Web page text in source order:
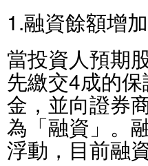
1.融資餘額增
當投資人預期
先繳交4成的
金，並向證券
為「融資」。
浮動，目前融